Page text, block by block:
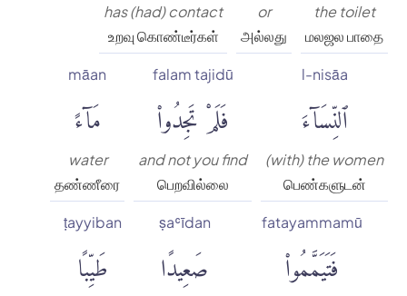
the toilet
மலஜல பாதை
or
அல்லது
has (had) contact
உறவு கொண்டீர்கள்
l-nisāa
ٱلنِّسَآءَ
(with) the women
பெண்களுடன்
falam tajidū
فَلَمْ تَجِدُوا۟
and not you find
பெறவில்லை
māan
مَآءً
water
தண்ணீரை
fatayammamū
فَتَيَمَّمُوا۟
ṣaʿīdan
صَعِيدًا
ṭayyiban
طَيِّبًا